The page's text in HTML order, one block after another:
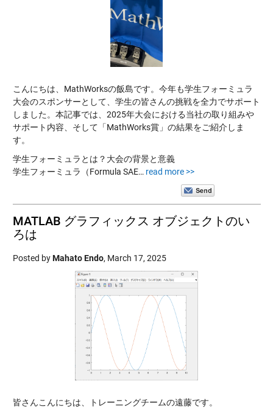
こんにちは、MathWorksの飯島です。今年も学生フォーミュラ
大会のスポンサーとして、学生の皆さんの挑戦を全力でサポート
しました。本記事では、2025年大会における当社の取り組みや
サポート内容、そして「MathWorks賞」の結果をご紹介しま
す。
学生フォーミュラとは？大会の背景と意義
学生フォーミュラ（Formula SAE… read more >>
MATLAB グラフィックス オブジェクトのい
ろは
Posted byMahato Endo, March 17, 2025
皆さんこんにちは、トレーニングチームの遠藤です。